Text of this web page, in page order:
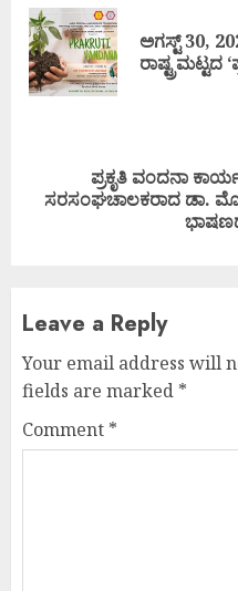
Readingಅಗಸ್ಟ್ 30,
ರಾಷ್ಟ್ರಮಟ್ಟದ
Next
ಪ್ರಕೃತಿ ವಂದನಾ
ಸರಸಂಘಚಾಲಕರಾದ ಡಾ.
Leave a Reply
Your email address will
fields are marked *
Comment *